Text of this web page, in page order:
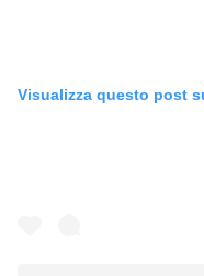
Visualizza questo post